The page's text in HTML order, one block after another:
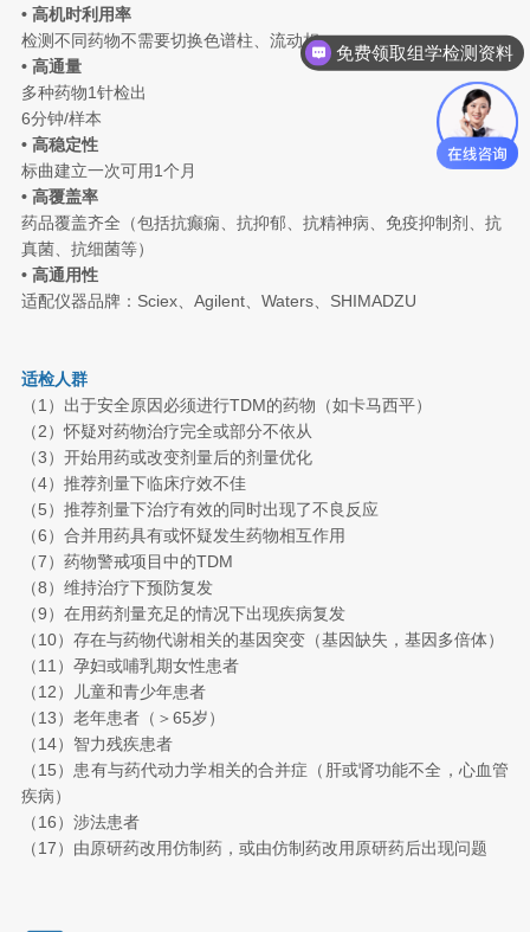
• 高机时利用率
检测不同药物不需要切换色谱柱、流动相
• 高通量
多种药物1针检出
6分钟/样本
• 高稳定性
标曲建立一次可用1个月
• 高覆盖率
药品覆盖齐全（包括抗癫痫、抗抑郁、抗精神病、免疫抑制剂、抗
真菌、抗细菌等）
• 高通用性
适配仪器品牌：Sciex、Agilent、Waters、SHIMADZU
适检人群
（1）出于安全原因必须进行TDM的药物（如卡马西平）
（2）怀疑对药物治疗完全或部分不依从
（3）开始用药或改变剂量后的剂量优化
（4）推荐剂量下临床疗效不佳
（5）推荐剂量下治疗有效的同时出现了不良反应
（6）合并用药具有或怀疑发生药物相互作用
（7）药物警戒项目中的TDM
（8）维持治疗下预防复发
（9）在用药剂量充足的情况下出现疾病复发
（10）存在与药物代谢相关的基因突变（基因缺失，基因多倍体）
（11）孕妇或哺乳期女性患者
（12）儿童和青少年患者
（13）老年患者（＞65岁）
（14）智力残疾患者
（15）患有与药代动力学相关的合并症（肝或肾功能不全，心血管
疾病）
（16）涉法患者
（17）由原研药改用仿制药，或由仿制药改用原研药后出现问题
免费领取组学检测资料